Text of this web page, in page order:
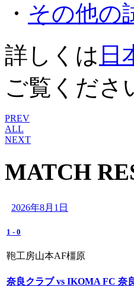
・ その他の
詳しくは 日
ご覧くださ
PREV
ALL
NEXT
MATCH
2026年8月1日
1 - 0
鞄工房山本AF橿原
奈良クラブ vs IKOMA FC 奈